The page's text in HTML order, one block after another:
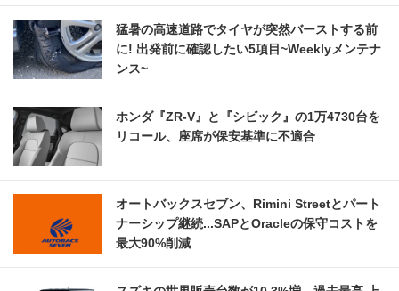
猛暑の高速道路でタイヤが突然バーストする前
に! 出発前に確認したい5項目~Weeklyメンテナ
ンス~
ホンダ『ZR-V』と『シビック』の1万4730台を
リコール、座席が保安基準に不適合
オートバックスセブン、Rimini Streetとパート
ナーシップ継続...SAPとOracleの保守コストを
最大90%削減